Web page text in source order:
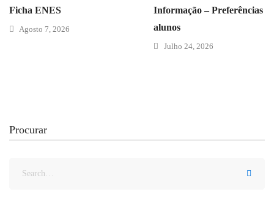
Ficha ENES
Agosto 7, 2026
Informação – Preferências
alunos
Julho 24, 2026
Procurar